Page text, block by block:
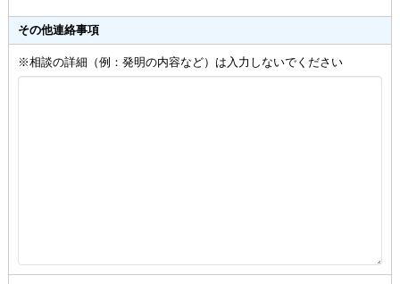
その他連絡事項
※相談の詳細（例：発明の内容など）は入力しないでください